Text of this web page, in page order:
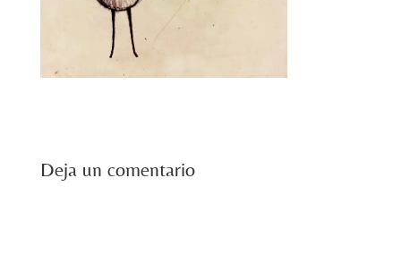
Deja un comentario